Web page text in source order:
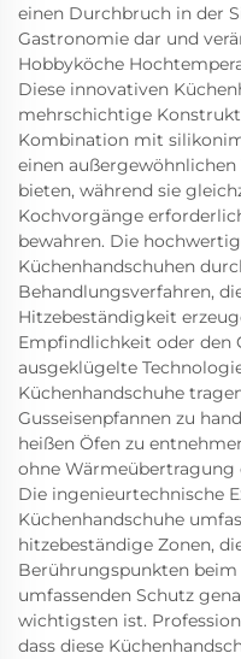
einen Durchbruch in der
Gastronomie dar und
Hobbyköche
Diese innovativen
mehrschichtige
Kombination mit
einen außergewöhnlichen
bieten, während sie
Kochvorgänge
bewahren. Die
Küchenhandschuhen
Behandlungsverfahren,
Hitzebeständigkeit
Empfindlichkeit oder den
ausgeklügelte
Küchenhandschuhe
Gusseisenpfannen zu
heißen Öfen zu
ohne Wärmeübertragung
Die ingenieurtechnische
Küchenhandschuhe
hitzebeständige Zonen,
Berührungspunkten
umfassenden Schutz
wichtigsten ist.
dass diese